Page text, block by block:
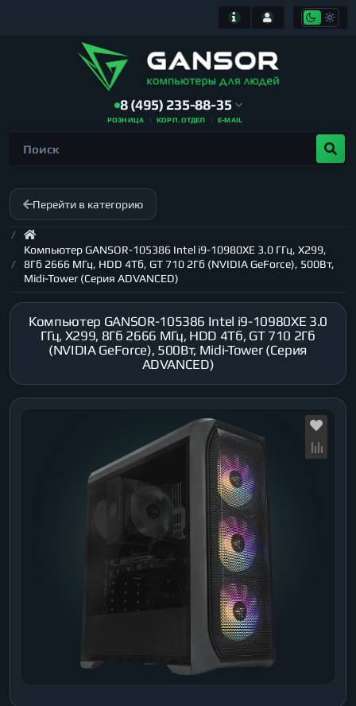
8 (495) 235-88-35
РОЗНИЦА КОРП. ОТДЕЛ E-MAIL
Перейти в категорию
Компьютер GANSOR-105386 Intel i9-10980XE 3.0 ГГц, X299,
8Гб 2666 МГц, HDD 4Тб, GT 710 2Гб (NVIDIA GeForce), 500Вт,
Midi-Tower (Серия ADVANCED)
Компьютер GANSOR-105386 Intel i9-10980XE 3.0
ГГц, X299, 8Гб 2666 МГц, HDD 4Тб, GT 710 2Гб
(NVIDIA GeForce), 500Вт, Midi-Tower (Серия
ADVANCED)